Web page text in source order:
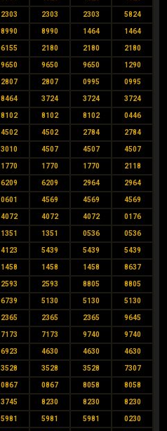
2303 2303 2303 5824
8990 8990 1464 1464
6155 2180 2180 2180
9650 9650 9650 1290
2807 2807 0995 0995
8464 3724 3724 3724
8102 8102 8102 0446
4502 4502 2784 2784
3010 4507 4507 4507
1770 1770 1770 2118
6209 6209 2964 2964
0601 4569 4569 4569
4072 4072 4072 0176
1351 1351 0536 0536
4123 5439 5439 5439
1458 1458 1458 8637
2593 2593 8805 8805
6739 5130 5130 5130
2365 2365 2365 9645
7173 7173 9740 9740
6923 4630 4630 4630
3528 3528 3528 7307
0867 0867 8058 8058
3745 8230 8230 8230
5981 5981 5981 0230